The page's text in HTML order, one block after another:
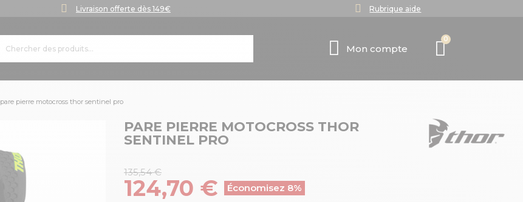
Livraison offerte dès 149€ Rubrique aide
Mon compte
pare pierre motocross thor sentinel pro
PARE PIERRE MOTOCROSS THOR
SENTINEL PRO
135,54 €
124,70 € Économisez 8%